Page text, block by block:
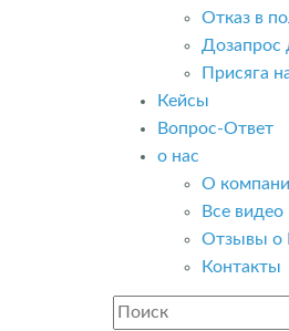
Отказ в
Дозапрос
Присяга
Кейсы
Вопрос-Ответ
о нас
О
Все видео
Отзывы о
Контакты